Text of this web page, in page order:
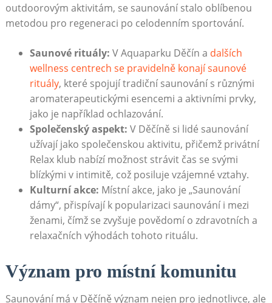
outdoorovým aktivitám, se saunování stalo oblíbenou
metodou pro regeneraci⁤ po celodenním sportování.
Saunové rituály: V Aquaparku Děčín ‌a dalších
wellness centrech se ⁤pravidelně konají saunové
rituály, které spojují tradiční ⁢saunování​ s různými
aromaterapeutickými ⁢esencemi a aktivními prvky,
⁣jako je ​například⁤ ochlazování.
Společenský aspekt: V‌ Děčíně si lidé saunování
užívají jako společenskou‍ aktivitu, ⁢přičemž ⁢privátní
Relax klub nabízí možnost ⁤strávit čas se svými‌
blízkými v intimitě, ⁤což posiluje vzájemné vztahy.
Kulturní akce: Místní akce, jako je „Saunování
dámy“, přispívají ‌k ‍popularizaci saunování‍ i mezi
ženami,⁤ čímž se zvyšuje povědomí o zdravotních ⁤a
relaxačních výhodách tohoto rituálu.
Význam pro ‍místní‌ komunitu
Saunování má v Děčíně význam nejen pro jednotlivce, ale